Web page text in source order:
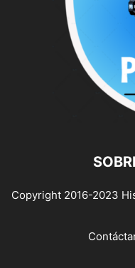
Copyright 2016-2023